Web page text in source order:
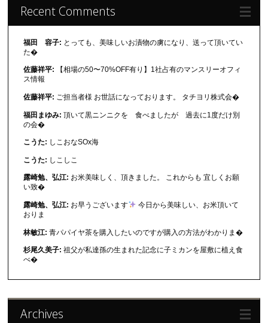
Recent Comments
福田 容子: とっても、美味しいお漬物の虜になり、送って頂いてい
た�
佐藤祥平:
【相場の50〜70%OFF有り】1社占有のマンスリーオフィ
ス情報
佐藤祥平: ご担当者様 お世話になっております。 タチヨリ株式会�
福田まゆみ: 頂いて黒ニンニクを 食べましたが 過去に1度だけ別
の会�
こうた: しこおなSOx海
こうた: しこしこ
露崎勉、弘江: お米美味しく、頂きました。 これからも 宜しくお願
い致�
露崎勉、弘江: お早うございます
今日から美味しい、お米頂いて
おりま
林敏江: 青パパイヤ茶を購入したいのですが購入の方法がわかりま�
杉尾久美子: 祖父が私達孫の生まれた記念に子ミカンを屋敷に植え食
べ�
Archives